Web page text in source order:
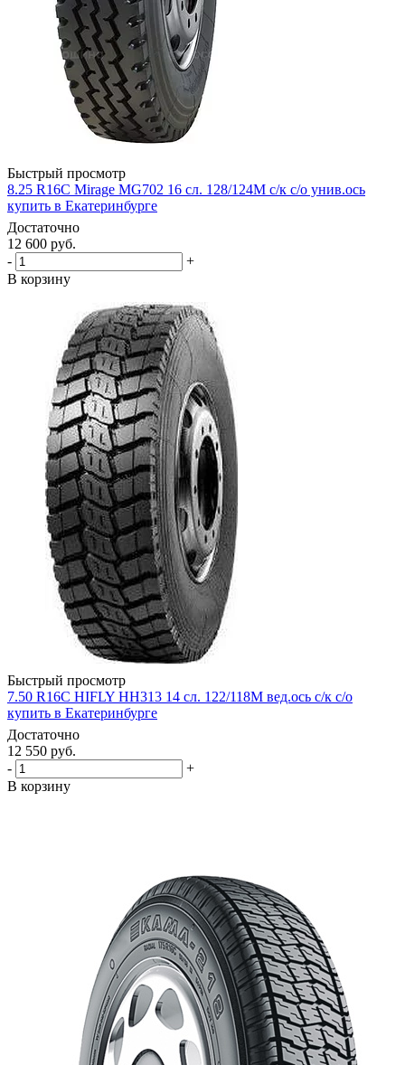
Быстрый просмотр
8.25 R16С Mirage MG702 16 сл. 128/124M с/к с/о унив.ось
купить в Екатеринбурге
Достаточно
12 600 руб.
-
+
В корзину
Быстрый просмотр
7.50 R16C HIFLY HH313 14 сл. 122/118M вед.ось с/к с/о
купить в Екатеринбурге
Достаточно
12 550 руб.
-
+
В корзину